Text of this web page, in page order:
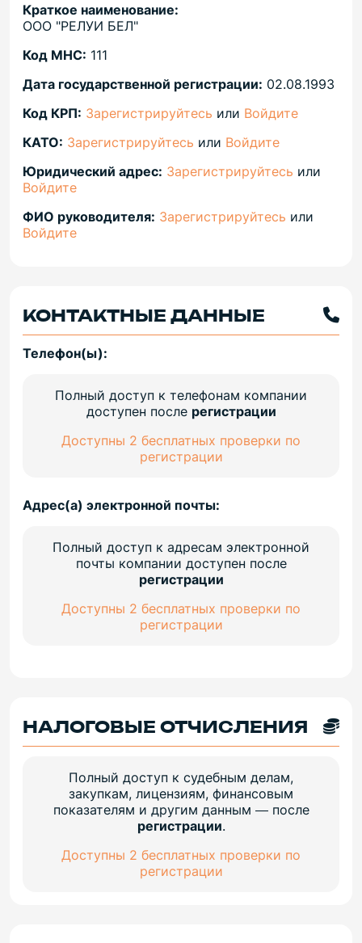
Краткое наименование:
ООО "РЕЛУИ БЕЛ"
Код МНС: 111
Дата государственной регистрации: 02.08.1993
Код КРП: Зарегистрируйтесь или Войдите
КАТО: Зарегистрируйтесь или Войдите
Юридический адрес: Зарегистрируйтесь или
Войдите
ФИО руководителя: Зарегистрируйтесь или
Войдите
КОНТАКТНЫЕ ДАННЫЕ
Телефон(ы):
Полный доступ к телефонам компании
доступен после регистрации
Доступны 2 бесплатных проверки по
регистрации
Адрес(а) электронной почты:
Полный доступ к адресам электронной
почты компании доступен после
регистрации
Доступны 2 бесплатных проверки по
регистрации
НАЛОГОВЫЕ ОТЧИСЛЕНИЯ
Полный доступ к судебным делам,
закупкам, лицензиям, финансовым
показателям и другим данным — после
регистрации.
Доступны 2 бесплатных проверки по
регистрации